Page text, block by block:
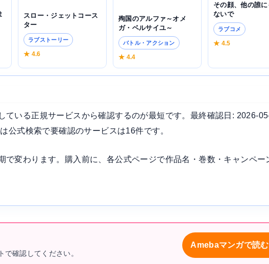
スロー・ジェットコース
ター
ラブストーリー
★ 4.6
殉国のアルファ～オメ
ガ・ベルサイユ～
バトル・アクション
★ 4.4
その顔、他の誰
ないで
ラブコメ
★ 4.5
ている正規サービスから確認するのが最短です。最終確認日: 2026-
公式検索で要確認のサービスは16件です。
で変わります。購入前に、各公式ページで作品名・巻数・キャンペー
確認してください。
Amebaマンガで読む